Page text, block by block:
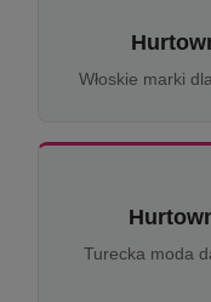
Włoskie marki
Turecka moda